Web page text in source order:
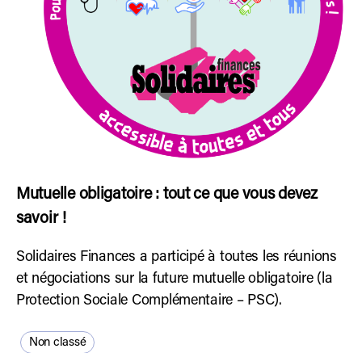
Mutuelle obligatoire : tout ce que vous devez
savoir !
Solidaires Finances a participé à toutes les réunions
et négociations sur la future mutuelle obligatoire (la
Protection Sociale Complémentaire – PSC).
Non classé